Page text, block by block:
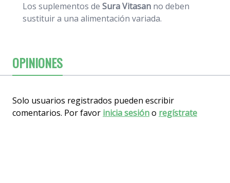
Los suplementos de Sura Vitasan no deben
sustituir a una alimentación variada.
OPINIONES
Solo usuarios registrados pueden escribir
comentarios. Por favor inicia sesióno regístrate